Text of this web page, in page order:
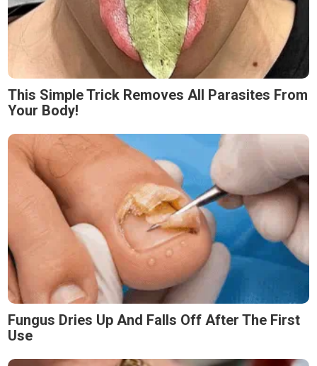
This Simple Trick Removes All Parasites From
Your Body!
Fungus Dries Up And Falls Off After The First
Use